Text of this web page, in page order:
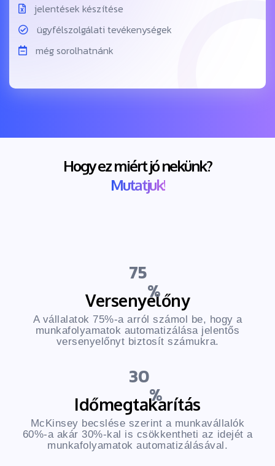
jelentések készítése
ügyfélszolgálati tevékenységek
még sorolhatnánk
Hogy ez miért jó nekünk?
Mutatjuk!
75
Versenyelőny
A vállalatok 75%-a arról számol be, hogy a
munkafolyamatok automatizálása jelentős
versenyelőnyt biztosít számukra.
30
Időmegtakarítás
McKinsey becslése szerint a munkavállalók
60%-a akár 30%-kal is csökkentheti az idejét a
munkafolyamatok automatizálásával.